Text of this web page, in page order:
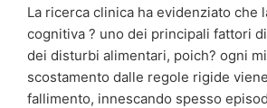
La ricerca clinica ha evidenziato che
cognitiva ? uno dei principali fattori
dei disturbi alimentari, poich? ogni
scostamento dalle regole rigide
fallimento, innescando spesso